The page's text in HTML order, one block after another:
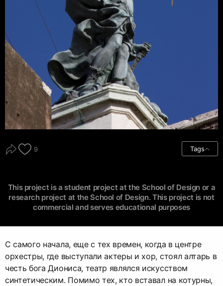
9 Tags
This project is a student project at the School of Design or a
research project at the School of Design. This project is not
commercial and serves educational purposes
С самого начала, еще с тех времен, когда в центре
орхестры, где выступали актеры и хор, стоял алтарь в
честь бога Диониса, театр являлся искусством
синтетическим. Помимо тех, кто вставал на котурны,